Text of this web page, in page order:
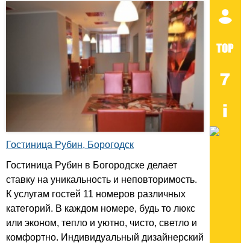
Гостиница Рубин, Борогодск
Гостиница Рубин в Богородске делает
ставку на уникальность и неповторимость.
К услугам гостей 11 номеров различных
категорий. В каждом номере, будь то люкс
или эконом, тепло и уютно, чисто, светло и
комфортно. Индивидуальный дизайнерский